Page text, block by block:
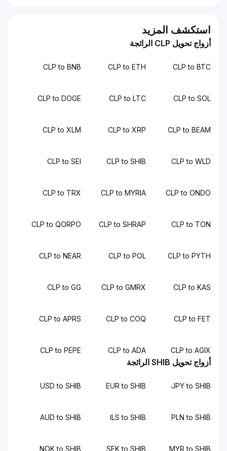
استكشف المزيد
أزواج تحويل CLP الرائجة
CLP to BTC
CLP to ETH
CLP to BNB
CLP to SOL
CLP to LTC
CLP to DOGE
CLP to BEAM
CLP to XRP
CLP to XLM
CLP to WLD
CLP to SHIB
CLP to SEI
CLP to ONDO
CLP to MYRIA
CLP to TRX
CLP to TON
CLP to SHRAP
CLP to QORPO
CLP to PYTH
CLP to POL
CLP to NEAR
CLP to KAS
CLP to GMRX
CLP to GG
CLP to FET
CLP to COQ
CLP to APRS
CLP to AGIX
CLP to ADA
CLP to PEPE
أزواج تحويل SHIB الرائجة
JPY to SHIB
EUR to SHIB
USD to SHIB
PLN to SHIB
ILS to SHIB
AUD to SHIB
MYR to SHIB
SEK to SHIB
NOK to SHIB